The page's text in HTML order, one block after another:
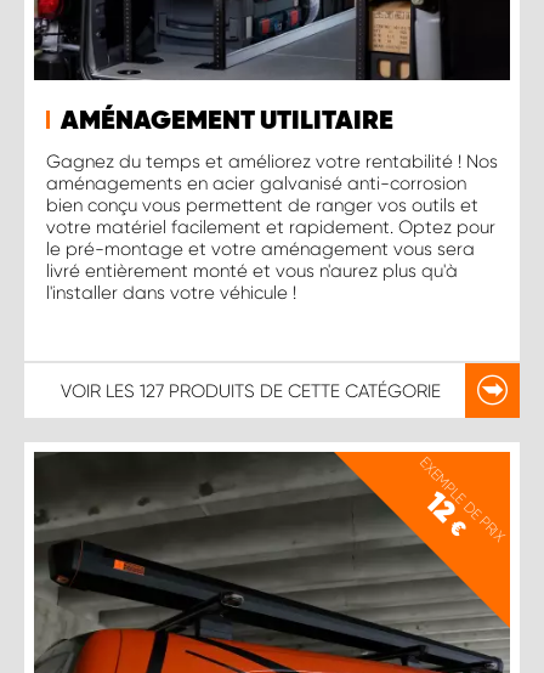
AMÉNAGEMENT UTILITAIRE
Gagnez du temps et améliorez votre rentabilité ! Nos
aménagements en acier galvanisé anti-corrosion
bien conçu vous permettent de ranger vos outils et
votre matériel facilement et rapidement. Optez pour
le pré-montage et votre aménagement vous sera
livré entièrement monté et vous n'aurez plus qu'à
l'installer dans votre véhicule !
VOIR LES 127 PRODUITS DE CETTE CATÉGORIE
EXEMPLE DE PRIX
12
€